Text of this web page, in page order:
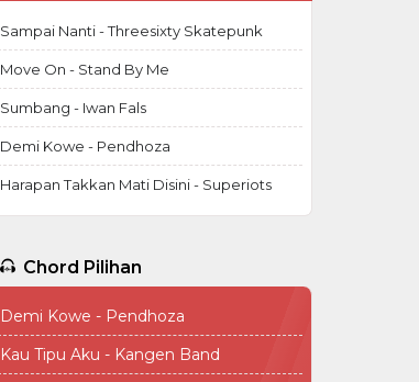
Sampai Nanti - Threesixty Skatepunk
Move On - Stand By Me
Sumbang - Iwan Fals
Demi Kowe - Pendhoza
Harapan Takkan Mati Disini - Superiots
Chord Pilihan
Demi Kowe - Pendhoza
Kau Tipu Aku - Kangen Band